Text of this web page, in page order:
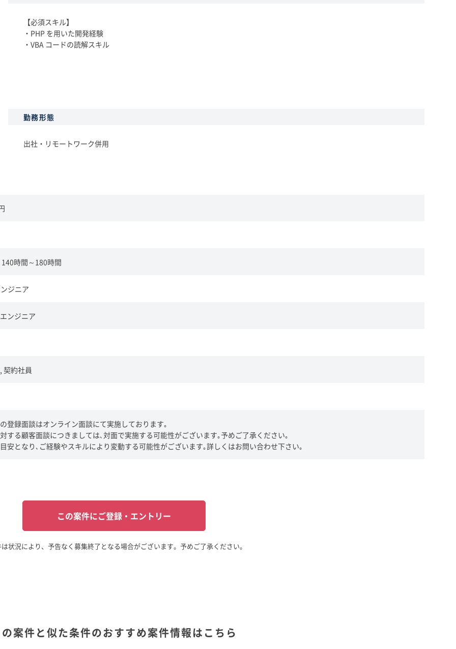
【必須スキル】
・PHP を用いた開発経験
・VBA コードの読解スキル
勤務形態
出社・リモートワーク併用
時間～180時間
ジニア
ンジニア
契約社員
登録面談はオンライン面談にて実施しております｡
する顧客面談につきましては､対面で実施する可能性がございます｡予めご了承ください｡
安となり､ご経験やスキルにより変動する可能性がございます｡詳しくはお問い合わせ下さい｡
この案件にご登録・エントリー
状況により、予告なく募集終了となる場合がございます。予めご了承ください。
案件と似た条件のおすすめ案件情報はこちら